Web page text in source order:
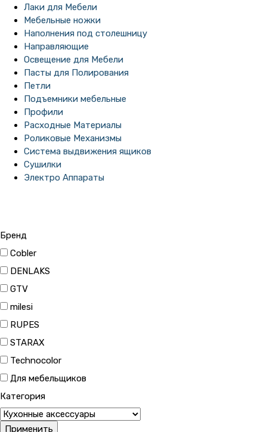
Лаки для Мебели
Мебельные ножки
Наполнения под столешницу
Направляющие
Освещение для Мебели
Пасты для Полирования
Петли
Подъемники мебельные
Профили
Расходные Материалы
Роликовые Механизмы
Система выдвижения ящиков
Сушилки
Электро Аппараты
Бренд
Cobler
DENLAKS
GTV
milesi
RUPES
STARAX
Technocolor
Для мебельщиков
Категория